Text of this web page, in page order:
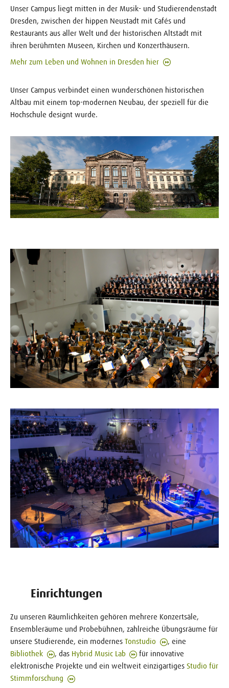
Unser Campus liegt mitten in der Musik- und Studierendenstadt
Dresden, zwischen der hippen Neustadt mit Cafés und
Restaurants aus aller Welt und der historischen Altstadt mit
ihren berühmten Museen, Kirchen und Konzerthäusern.
Mehr zum Leben und Wohnen in Dresden hier
Unser Campus verbindet einen wunderschönen historischen
Altbau mit einem top-modernen Neubau, der speziell für die
Hochschule designt wurde.
Einrichtungen
Zu unseren Räumlichkeiten gehören mehrere Konzertsäle,
Ensembleräume und Probebühnen, zahlreiche Übungsräume für
unsere Studierende, ein modernes Tonstudio
, eine
Bibliothek
, das Hybrid Music Lab
für innovative
elektronische Projekte und ein weltweit einzigartiges Studio für
Stimmforschung